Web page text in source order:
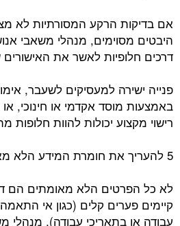
אם בדיקות הרקע המסורתיות לא
היבטים מסוימים, מנהלי משאבי
דרכים חלופיות לאשר את
פנייה ישירה למעסיקים לשעבר,
באמצעות מוסד אקדמי או חינוכי,
רישוי מקצוע יכולות להוות חלופות
5 להעריך את חומרת המידע הלא מאומת:
לא כל הפרטים הלא מאומתים הם
קיימים פערים קלים (כגון אי
עבודה או בתאריכי עבודה), מנהלי